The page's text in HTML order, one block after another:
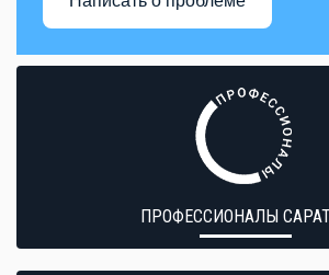
ПРОФЕССИОНАЛЫ